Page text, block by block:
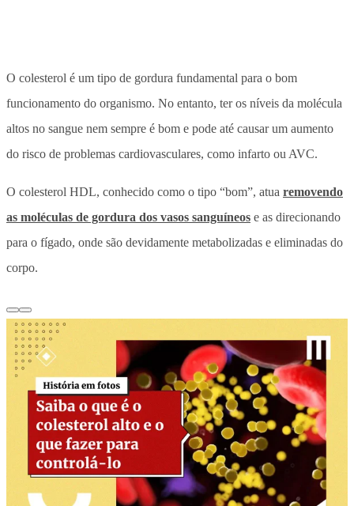
O colesterol é um tipo de gordura fundamental para o bom
funcionamento do organismo. No entanto, ter os níveis da molécula
altos no sangue nem sempre é bom e pode até causar um aumento
do risco de problemas cardiovasculares, como infarto ou AVC.
O colesterol HDL, conhecido como o tipo “bom”, atua removendo
as moléculas de gordura dos vasos sanguíneos e as direcionando
para o fígado, onde são devidamente metabolizadas e eliminadas do
corpo.